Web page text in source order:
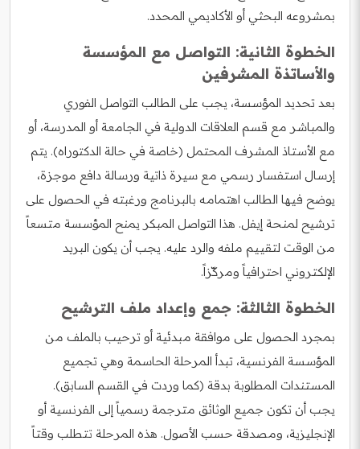
بمشروعه البحثي أو الأكاديمي المحدد.
الخطوة الثانية: التواصل مع المؤسسة
والأساتذة المشرفين
بعد تحديد المؤسسة، يجب على الطالب التواصل الفوري
والمباشر مع قسم العلاقات الدولية في الجامعة أو المدرسة، أو
مع الأستاذ المشرف المحتمل (خاصة في حالة الدكتوراه). يتم
إرسال استفسار رسمي مع سيرة ذاتية ورسالة دافع موجزة،
يوضح فيها الطالب اهتمامه بالبرنامج ورغبته في الحصول على
ترشيح لمنحة إيفل. هذا التواصل المبكر يمنح المؤسسة متسعاً
من الوقت لتقييم ملفه والرد عليه. يجب أن يكون البريد
الإلكتروني احترافياً ومركّزاً.
الخطوة الثالثة: جمع وإعداد ملف الترشيح
بمجرد الحصول على موافقة مبدئية أو ترحيب بالملف من
المؤسسة الفرنسية، تبدأ المرحلة الحاسمة وهي تجميع
المستندات المطلوبة بدقة (كما وردت في القسم السابق).
يجب أن تكون جميع الوثائق مترجمة رسمياً إلى الفرنسية أو
الإنجليزية، ومصدقة حسب الأصول. هذه المرحلة تتطلب وقتاً